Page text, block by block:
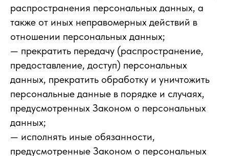
распространения персональных данных, а
также от иных неправомерных действий в
отношении персональных данных;
— прекратить передачу (распространение,
предоставление, доступ) персональных
данных, прекратить обработку и уничтожить
персональные данные в порядке и случаях,
предусмотренных Законом о персональных
данных;
— исполнять иные обязанности,
предусмотренные Законом о персональных